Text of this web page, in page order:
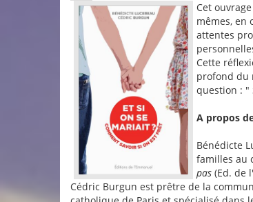
Cet
mêmes, en
attentes
Cette
profond du
question : "
A propos
Bénédicte
familles au
pas (Ed. de
Cédric Burgun est prêtre de la